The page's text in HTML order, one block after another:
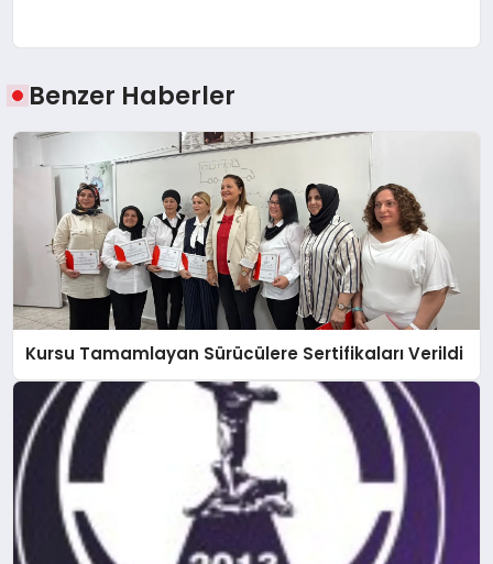
Benzer Haberler
Kursu Tamamlayan Sürücülere Sertifikaları Verildi